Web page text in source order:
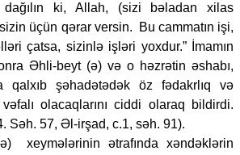
ki, Allah, (sizi bəladan xilas
üçün qərar versin. Bu cammatın işi,
çatsa, sizinlə işləri yoxdur.” İmamın
Əhli-beyt (ə) və o həzrətin əshabı,
qalxıb şəhadətədək öz fədakrlıq və
olacaqlarını ciddi olaraq bildirdi.
Səh. 57, Əl-irşad, c.1, səh. 91).
xeymələrinin ətrafında xəndəklərin